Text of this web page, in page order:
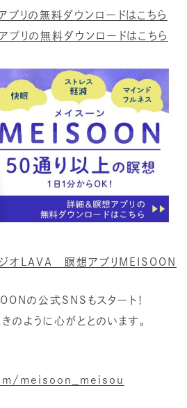
プリの無料ダウンロードはこちら
プリの無料ダウンロードはこちら
ジオLAVA 瞑想アプリMEISOON
の公式SNSもスタート！
のように心がととのいます。
meisoon_meisou